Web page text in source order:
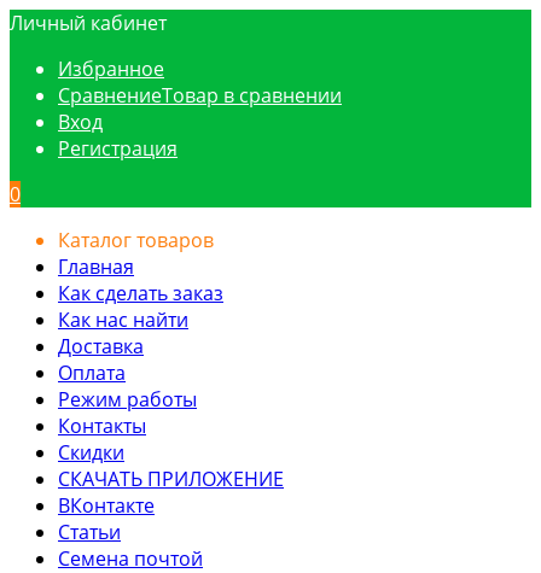
Личный кабинет
Избранное
СравнениеТовар в сравнении
Вход
Регистрация
0
Каталог товаров
Главная
Как сделать заказ
Как нас найти
Доставка
Оплата
Режим работы
Контакты
Скидки
СКАЧАТЬ ПРИЛОЖЕНИЕ
ВКонтакте
Статьи
Семена почтой